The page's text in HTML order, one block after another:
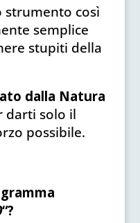
così
semplice
stupiti della
dalla Natura
darti solo il
possibile.
“?